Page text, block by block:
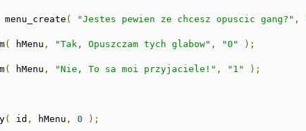
menu_create ( "Jestes pewien ze chcesz opuscic gang?" ,
( hMenu , "Tak, Opuszczam tych glabow" , "0" );
( hMenu , "Nie, To sa moi przyjaciele!" , "1" );
( id , hMenu , 0 );